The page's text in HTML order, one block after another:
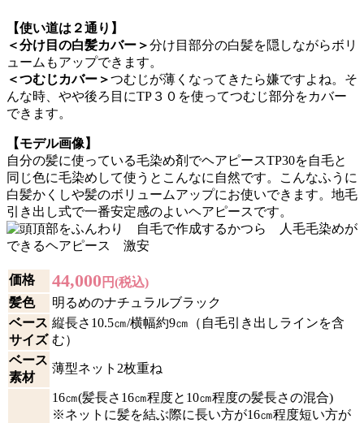
【使い道は２通り】
＜分け目の白髪カバー＞分け目部分の白髪を隠しながらボリ
ュームもアップできます。
＜つむじカバー＞つむじが薄くなってきたら嫌ですよね。そ
んな時、やや後ろ目にTP３０を使ってつむじ部分をカバー
できます。
【モデル画像】
自分の髪に使っている毛染め剤でヘアピースTP30を自毛と
同じ色に毛染めして使うとこんなに自然です。こんなふうに
白髪かくしや髪のボリュームアップにお使いできます。地毛
引き出し式で一番安定感のよいヘアピースです。
価格 44,000 円(税込)
髪色
明るめのナチュラルブラック
ベース
サイズ
縦長さ10.5㎝/横幅約9㎝（自毛引き出しラインを含
む）
ベース
素材
薄型ネット2枚重ね
16㎝(髪長さ16㎝程度と10㎝程度の髪長さの混合)
※ネットに髪を結ぶ際に長い方が16㎝程度短い方が